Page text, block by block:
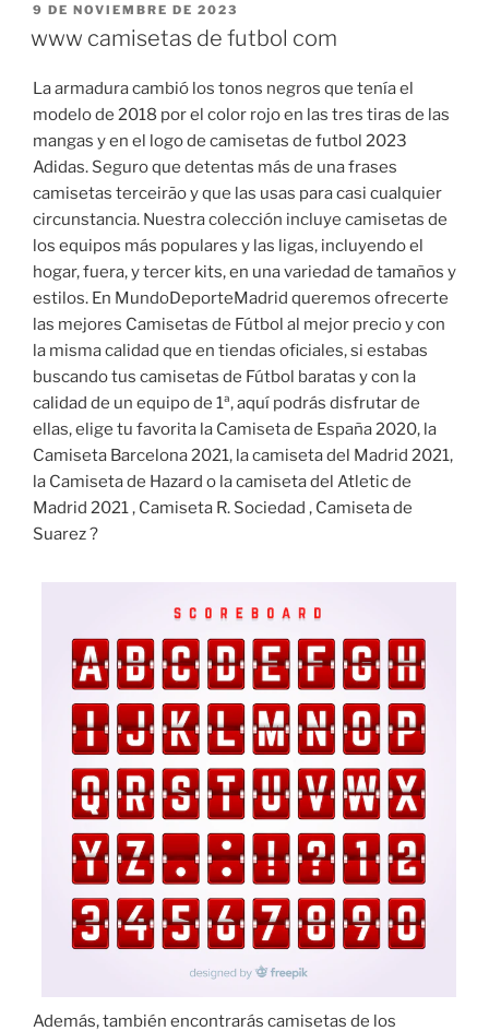
PUBLICADO
9 DE NOVIEMBRE DE 2023
www camisetas de futbol com
La armadura cambió los tonos negros que tenía el
modelo de 2018 por el color rojo en las tres tiras de las
mangas y en el logo de camisetas de futbol 2023
Adidas. Seguro que detentas más de una frases
camisetas terceirão y que las usas para casi cualquier
circunstancia. Nuestra colección incluye camisetas de
los equipos más populares y las ligas, incluyendo el
hogar, fuera, y tercer kits, en una variedad de tamaños y
estilos. En MundoDeporteMadrid queremos ofrecerte
las mejores Camisetas de Fútbol al mejor precio y con
la misma calidad que en tiendas oficiales, si estabas
buscando tus camisetas de Fútbol baratas y con la
calidad de un equipo de 1ª, aquí podrás disfrutar de
ellas, elige tu favorita la Camiseta de España 2020, la
Camiseta Barcelona 2021, la camiseta del Madrid 2021,
la Camiseta de Hazard o la camiseta del Atletic de
Madrid 2021 , Camiseta R. Sociedad , Camiseta de
Suarez ?
Además, también encontrarás camisetas de los